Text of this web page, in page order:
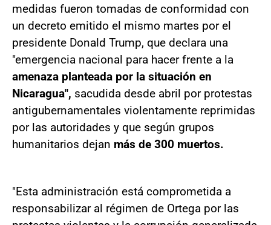
medidas fueron tomadas de conformidad con
un decreto emitido el mismo martes por el
presidente Donald Trump, que declara una
"emergencia nacional para hacer frente a la
amenaza planteada por la situación en
Nicaragua", sacudida desde abril por protestas
antigubernamentales violentamente reprimidas
por las autoridades y que según grupos
humanitarios dejan más de 300 muertos.
"Esta administración está comprometida a
responsabilizar al régimen de Ortega por las